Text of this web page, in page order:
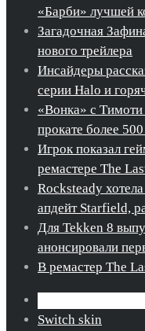
«Барби» лучшей
Загадочная
нового трейлера
Инсайдеры
серии Halo и
«Вонка» с
прокате более
Игрок показал
ремастере The
Rocksteady
апдейт Starfield,
Для Tekken 8
анонсировали
В ремастер The
Switch skin